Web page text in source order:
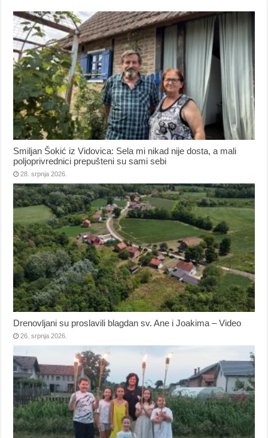
Smiljan Šokić iz Vidovica: Sela mi nikad nije dosta, a mali
poljoprivrednici prepušteni su sami sebi
28. srpnja 2026.
Drenovljani su proslavili blagdan sv. Ane i Joakima – Video
26. srpnja 2026.